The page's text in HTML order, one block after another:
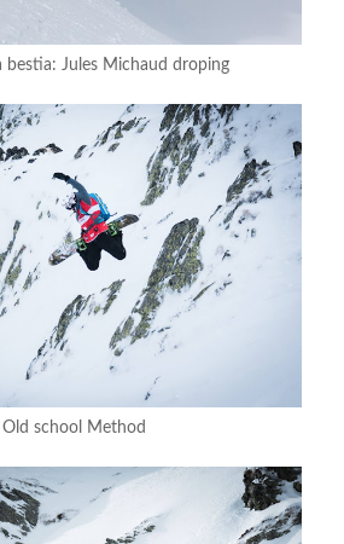
bestia: Jules Michaud droping
Old school Method